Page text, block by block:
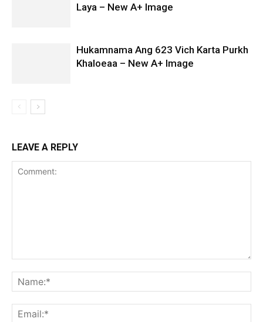
Laya – New A+ Image
Hukamnama Ang 623 Vich Karta Purkh
Khaloeaa – New A+ Image
LEAVE A REPLY